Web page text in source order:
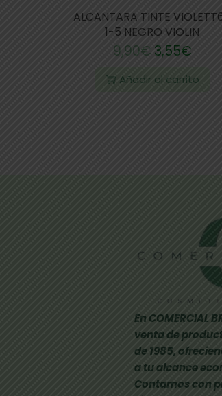
ALCANTARA TINTE
1-5 NEGRO VIOLIN
9,90€ 3,55€
Añadir al carrito
En COMERCIAL
venta de
de 1985,
a tu alcance
Contamos con